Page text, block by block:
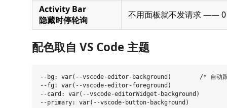
Activity Bar
隐藏时停轮询
不用面板就不发请求 —— 0
配色取自 VS Code 主题
--bg: var(--vscode-editor-background)        /* 自动跟
--fg: var(--vscode-editor-foreground)
--card: var(--vscode-editorWidget-background)